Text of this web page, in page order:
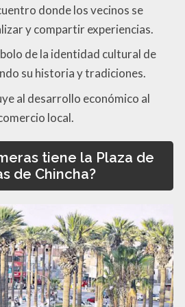
donde los vecinos se
y compartir experiencias.
de la identidad cultural de
su historia y tradiciones.
al desarrollo económico al
local.
tiene la Plaza de
de Chincha?